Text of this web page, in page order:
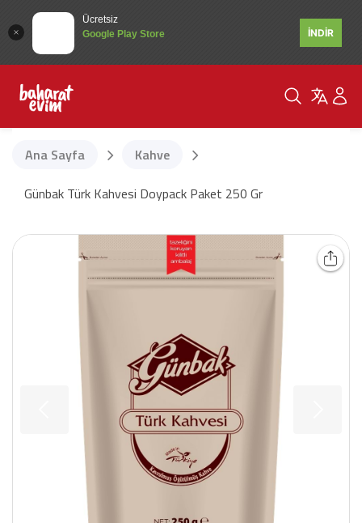
Ücretsiz
Google Play Store
İNDİR
Ana Sayfa
Kahve
Günbak Türk Kahvesi Doypack Paket 250 Gr